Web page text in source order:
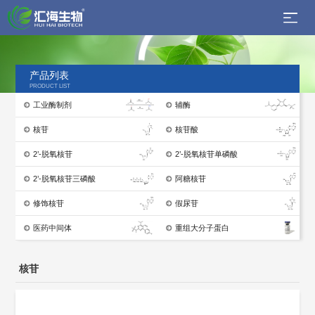
产品列表
PRODUCT LIST
工业酶制剂 辅酶
核苷 核苷酸
2’-脱氧核苷 2’-脱氧核苷单磷酸
2’-脱氧核苷三磷酸 阿糖核苷
修饰核苷 假尿苷
医药中间体 重组大分子蛋白
核苷